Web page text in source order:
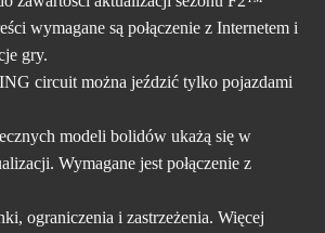
wymagane są połączenie z Internetem i
gry.
circuit można jeździć tylko pojazdami
modeli bolidów ukażą się w
Wymagane jest połączenie z
ograniczenia i zastrzeżenia. Więcej